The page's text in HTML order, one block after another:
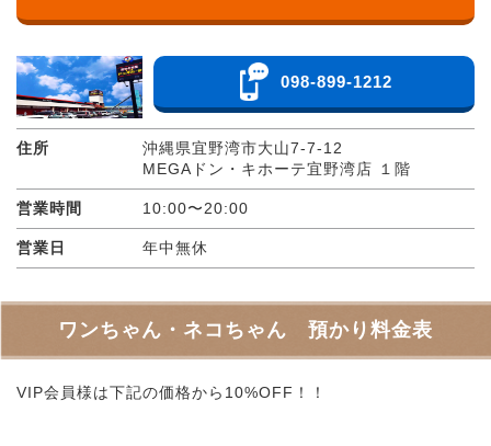
098-899-1212
住所
沖縄県宜野湾市大山7-7-12
MEGAドン・キホーテ宜野湾店 １階
営業時間 10:00〜20:00
営業日 年中無休
ワンちゃん・ネコちゃん 預かり料金表
VIP会員様は下記の価格から10%OFF！！